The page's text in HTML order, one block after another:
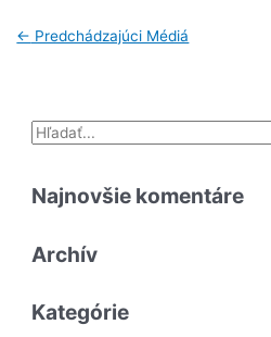
← Predchádzajúci Médiá
Najnovšie komentáre
Archív
Kategórie